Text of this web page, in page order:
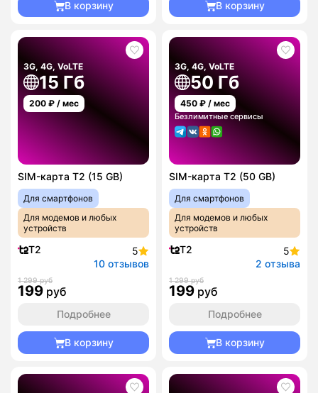
В корзину В корзину
3G, 4G, VoLTE
15 Гб
200 ₽ / мес
SIM-карта T2 (15 GB)
Для смартфонов
Для модемов и любых
устройств
T2
5
10 отзывов
1 299 руб
199 руб
Подробнее
В корзину
3G, 4G, VoLTE
50 Гб
450 ₽ / мес
Безлимитные сервисы
SIM-карта T2 (50 GB)
Для смартфонов
Для модемов и любых
устройств
T2
5
2 отзыва
1 299 руб
199 руб
Подробнее
В корзину